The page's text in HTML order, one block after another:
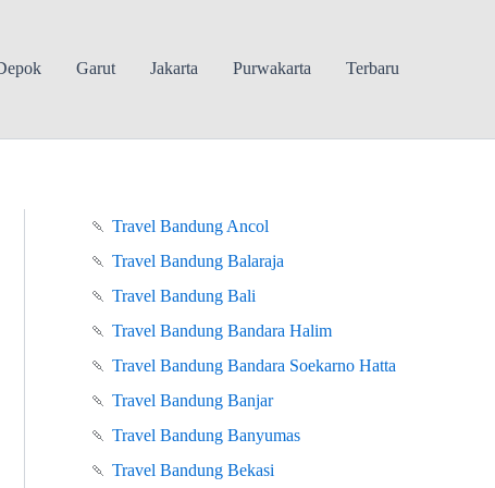
Garut Jakarta Purwakarta Terbaru
🍡 Travel Bandung Ancol
🍡 Travel Bandung Balaraja
🍡 Travel Bandung Bali
🍡 Travel Bandung Bandara Halim
🍡 Travel Bandung Bandara Soekarno Hatta
🍡 Travel Bandung Banjar
🍡 Travel Bandung Banyumas
🍡 Travel Bandung Bekasi